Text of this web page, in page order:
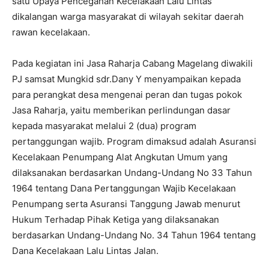
dikalangan warga masyarakat di wilayah sekitar daerah
rawan kecelakaan.
Pada kegiatan ini Jasa Raharja Cabang Magelang diwakili
PJ samsat Mungkid sdr.Dany Y menyampaikan kepada
para perangkat desa mengenai peran dan tugas pokok
Jasa Raharja, yaitu memberikan perlindungan dasar
kepada masyarakat melalui 2 (dua) program
pertanggungan wajib. Program dimaksud adalah Asuransi
Kecelakaan Penumpang Alat Angkutan Umum yang
dilaksanakan berdasarkan Undang-Undang No 33 Tahun
1964 tentang Dana Pertanggungan Wajib Kecelakaan
Penumpang serta Asuransi Tanggung Jawab menurut
Hukum Terhadap Pihak Ketiga yang dilaksanakan
berdasarkan Undang-Undang No. 34 Tahun 1964 tentang
Dana Kecelakaan Lalu Lintas Jalan.